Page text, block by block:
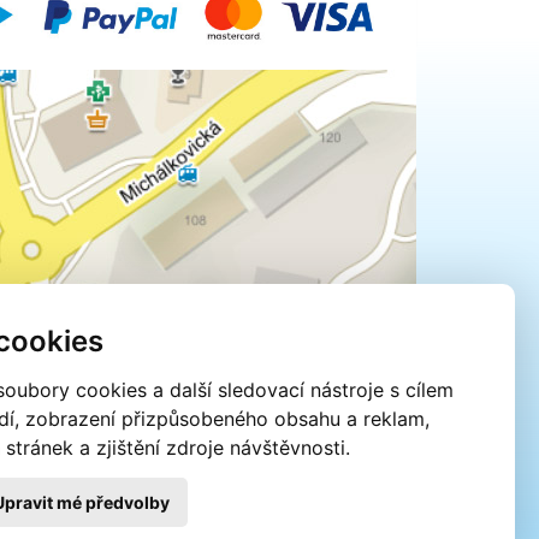
cookies a další sledovací nástroje s cílem
zobrazení přizpůsobeného obsahu a reklam,
a zjištění zdroje návštěvnosti.
mé předvolby